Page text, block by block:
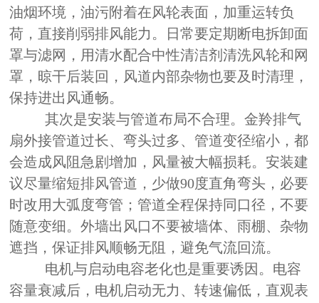
油烟环境，油污附着在风轮表面，加重运转负
荷，直接削弱排风能力。日常要定期断电拆卸面
罩与滤网，用清水配合中性清洁剂清洗风轮和网
罩，晾干后装回，风道内部杂物也要及时清理，
保持进出风通畅。
其次是安装与管道布局不合理。金羚排气
扇外接管道过长、弯头过多、管道变径缩小，都
会造成风阻急剧增加，风量被大幅损耗。安装建
议尽量缩短排风管道，少做90度直角弯头，必要
时改用大弧度弯管；管道全程保持同口径，不要
随意变细。外墙出风口不要被墙体、雨棚、杂物
遮挡，保证排风顺畅无阻，避免气流回流。
电机与启动电容老化也是重要诱因。电容
容量衰减后，电机启动无力、转速偏低，直观表